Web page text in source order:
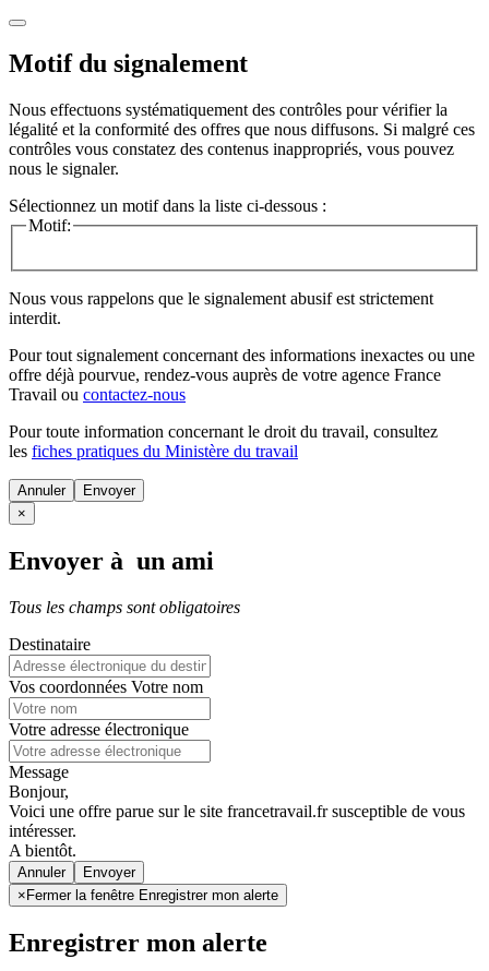
Motif du signalement
Nous effectuons systématiquement des contrôles pour vérifier la
légalité et la conformité des offres que nous diffusons. Si malgré ces
contrôles vous constatez des contenus inappropriés, vous pouvez
nous le signaler.
Sélectionnez un motif dans la liste ci-dessous :
Motif:
Nous vous rappelons que le signalement abusif est strictement
interdit.
Pour tout signalement concernant des informations inexactes ou une
offre déjà pourvue, rendez-vous auprès de votre agence France
Travail ou contactez-nous
Pour toute information concernant le droit du travail, consultez
les fiches pratiques du Ministère du travail
Annuler
×
Envoyer à un ami
Tous les champs sont obligatoires
Destinataire
Vos coordonnées Votre nom
Votre adresse électronique
Message
Bonjour,
Voici une offre parue sur le site francetravail.fr susceptible de vous
intéresser.
A bientôt.
Annuler
× Fermer la fenêtre Enregistrer mon alerte
Enregistrer mon alerte